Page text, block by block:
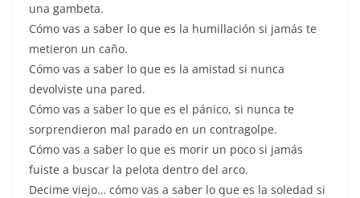
una gambeta.
Cómo vas a saber lo que es la humillación si jamás te
metieron un caño.
Cómo vas a saber lo que es la amistad si nunca
devolviste una pared.
Cómo vas a saber lo que es el pánico, si nunca te
sorprendieron mal parado en un contragolpe.
Cómo vas a saber lo que es morir un poco si jamás
fuiste a buscar la pelota dentro del arco.
Decime viejo… cómo vas a saber lo que es la soledad si